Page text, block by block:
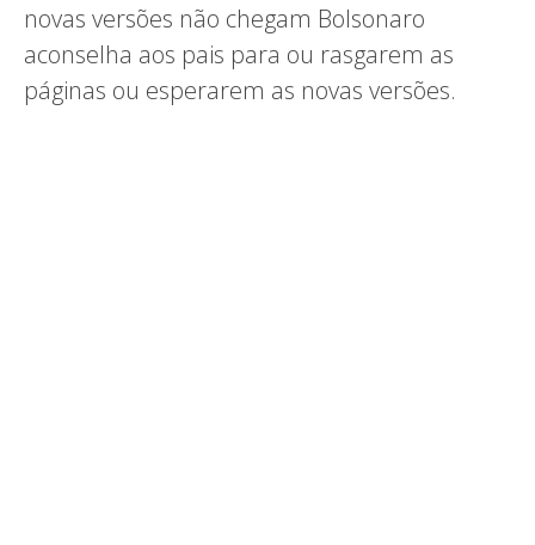
novas versões não chegam Bolsonaro
aconselha aos pais para ou rasgarem as
páginas ou esperarem as novas versões.